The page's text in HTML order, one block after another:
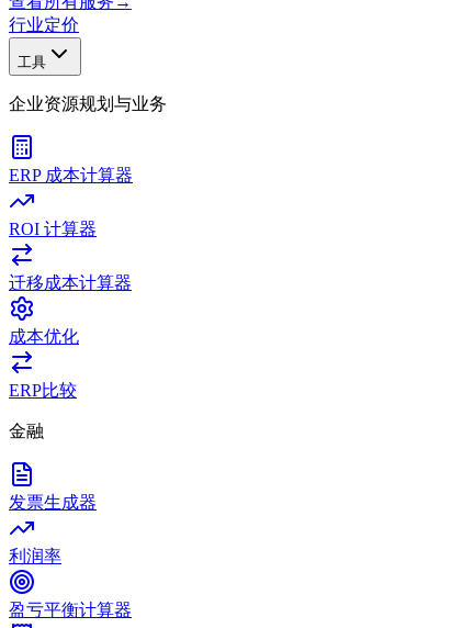
行业定价
工具
企业资源规划与业务
ERP 成本计算器
ROI 计算器
迁移成本计算器
成本优化
ERP比较
金融
发票生成器
利润率
盈亏平衡计算器